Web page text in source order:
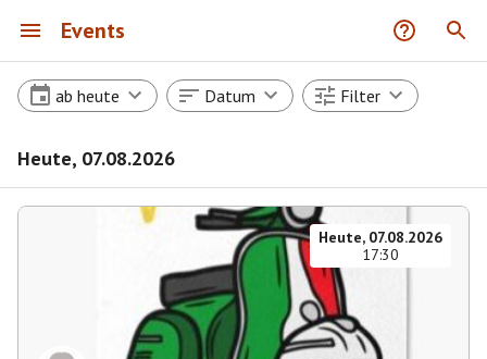
Events
ab heute Datum Filter
Heute, 07.08.2026
Heute, 07.08.2026
17:30